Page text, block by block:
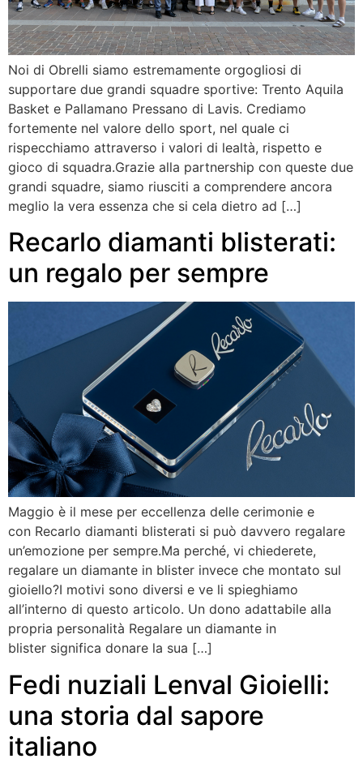
Noi di Obrelli siamo estremamente orgogliosi di
supportare due grandi squadre sportive: Trento Aquila
Basket e Pallamano Pressano di Lavis. Crediamo
fortemente nel valore dello sport, nel quale ci
rispecchiamo attraverso i valori di lealtà, rispetto e
gioco di squadra.Grazie alla partnership con queste due
grandi squadre, siamo riusciti a comprendere ancora
meglio la vera essenza che si cela dietro ad […]
Recarlo diamanti blisterati:
un regalo per sempre
Maggio è il mese per eccellenza delle cerimonie e
con Recarlo diamanti blisterati si può davvero regalare
un’emozione per sempre.Ma perché, vi chiederete,
regalare un diamante in blister invece che montato sul
gioiello?I motivi sono diversi e ve li spieghiamo
all’interno di questo articolo. Un dono adattabile alla
propria personalità Regalare un diamante in
blister significa donare la sua […]
Fedi nuziali Lenval Gioielli:
una storia dal sapore
italiano